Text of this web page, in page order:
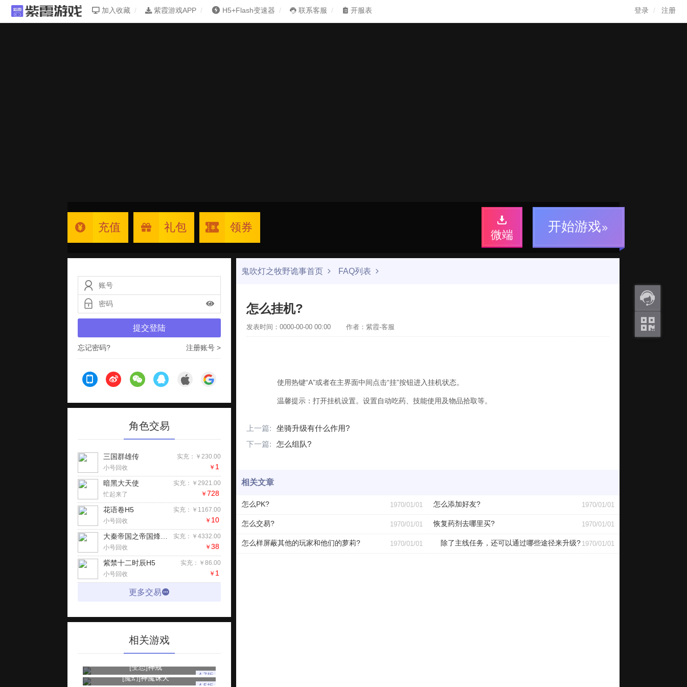
加入收藏 紫霞游戏APP H5+Flash变速器 联系客服 开服表 登录 注册
微端
充值 礼包 领券 开始游戏
提交登陆
忘记密码? 注册账号 >
角色交易
实充：￥230.00
三国群雄传
小号回收 ￥ 1
实充：￥2921.00
暗黑大天使
忙起来了 ￥ 728
实充：￥1167.00
花语卷H5
小号回收 ￥ 10
实充：￥4332.00
大秦帝国之帝国烽烟（七日登录侠女同游）手游
小号回收 ￥ 38
实充：￥86.00
紫禁十二时辰H5
小号回收 ￥ 1
更多交易
相关游戏
[变态]神戒
4.7折
[魔幻]神魔诛天
鬼吹灯之牧野诡事首页 FAQ列表
怎么挂机?
发表时间：0000-00-00 00:00 作者：紫霞-客服
使用热键“A”或者在主界面中间点击“挂”按钮进入挂机状态。
温馨提示：打开挂机设置。设置自动吃药、技能使用及物品拾取等。
上一篇:
坐骑升级有什么作用?
下一篇:
怎么组队?
相关文章
1970/01/01
怎么PK? 1970/01/01
怎么添加好友?
1970/01/01
怎么交易? 1970/01/01
恢复药剂去哪里买?
1970/01/01
怎么样屏蔽其他的玩家和他们的萝莉? 1970/01/01
除了主线任务，还可以通过哪些途径来升级?
返利
咨询